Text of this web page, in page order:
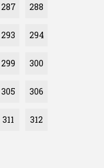
287 288
293 294
299 300
305 306
311 312